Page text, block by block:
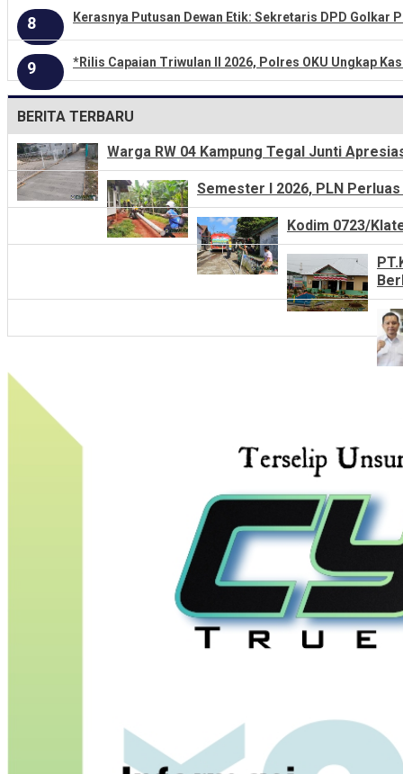
8 Kerasnya Putusan Dewan Etik: Sekretaris DPD Golkar
9 *Rilis Capaian Triwulan II 2026, Polres OKU Ungkap
BERITA TERBARU
Warga RW 04 Kampung Tegal Junti
Semester I 2026, PLN
Kodim 0723/